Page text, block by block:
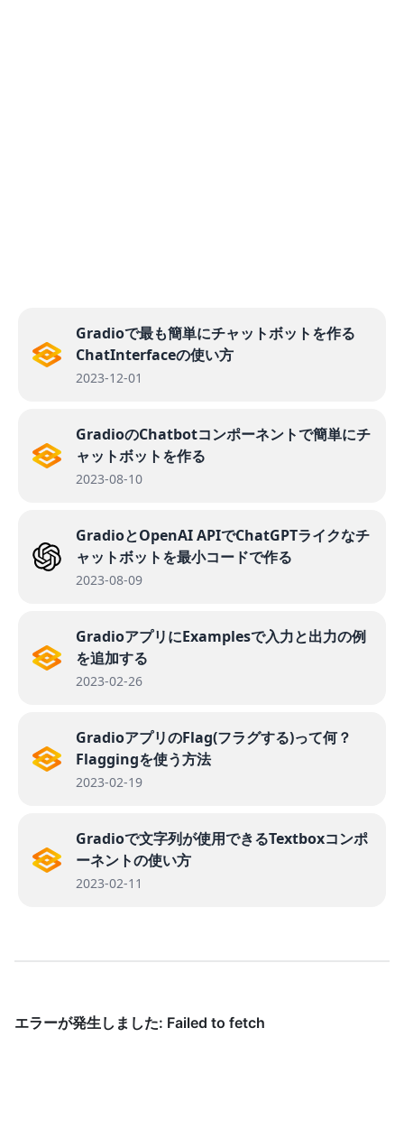
Gradioで最も簡単にチャットボットを作る
ChatInterfaceの使い方
2023-12-01
GradioのChatbotコンポーネントで簡単にチ
ャットボットを作る
2023-08-10
GradioとOpenAI APIでChatGPTライクなチ
ャットボットを最小コードで作る
2023-08-09
GradioアプリにExamplesで入力と出力の例
を追加する
2023-02-26
GradioアプリのFlag(フラグする)って何？
Flaggingを使う方法
2023-02-19
Gradioで文字列が使用できるTextboxコンポ
ーネントの使い方
2023-02-11